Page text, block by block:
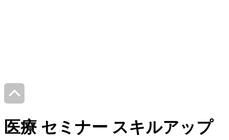
医療 セミナー スキルアップ